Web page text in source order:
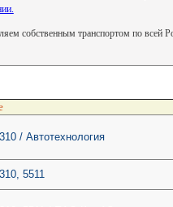
собственным транспортом по всей
/ Автотехнология
5511